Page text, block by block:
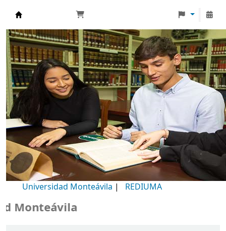
Biblioteca Universidad Monteávila
Universidad Monteávila | REDIUMA